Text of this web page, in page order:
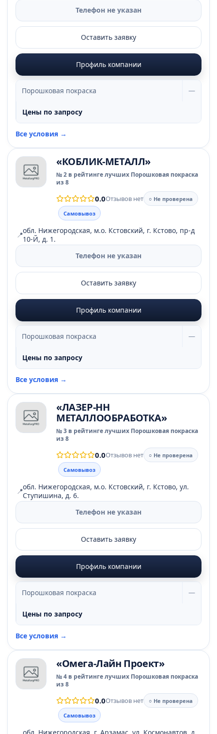
Телефон не указан
Оставить заявку
Профиль компании
Порошковая покраска —
Цены по запросу
Все условия →
«КОБЛИК-МЕТАЛЛ»
№ 2 в рейтинге лучших Порошковая покраска
из 8
0.0Отзывов нет
○ Не проверена
Самовывоз
📍обл. Нижегородская, м.о. Кстовский, г. Кстово, пр-д
10-Й, д. 1.
Телефон не указан
Оставить заявку
Профиль компании
Порошковая покраска —
Цены по запросу
Все условия →
«ЛАЗЕР-НН
МЕТАЛЛООБРАБОТКА»
№ 3 в рейтинге лучших Порошковая покраска
из 8
0.0Отзывов нет
○ Не проверена
Самовывоз
📍обл. Нижегородская, м.о. Кстовский, г. Кстово, ул.
Ступишина, д. 6.
Телефон не указан
Оставить заявку
Профиль компании
Порошковая покраска —
Цены по запросу
Все условия →
«Омега-Лайн Проект»
№ 4 в рейтинге лучших Порошковая покраска
из 8
0.0Отзывов нет
○ Не проверена
Самовывоз